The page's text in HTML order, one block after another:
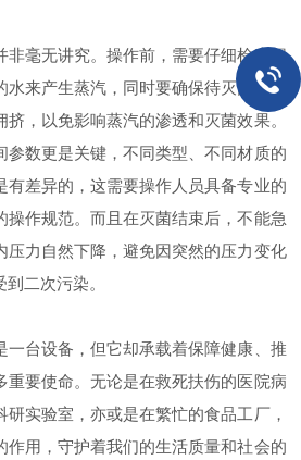
毫无讲究。操作前，需要仔细检查锅
来产生蒸汽，同时要确保待灭菌的物
，以免影响蒸汽的渗透和灭菌效果。
参数更是关键，不同类型、不同材质的
有差异的，这需要操作人员具备专业的
操作规范。而且在灭菌结束后，不能急
压力自然下降，避免因突然的压力变化
二次污染。
台设备，但它却承载着保障健康、推
重要使命。无论是在救死扶伤的医院病
研实验室，亦或是在繁忙的食品工厂，
作用，守护着我们的生活质量和社会的